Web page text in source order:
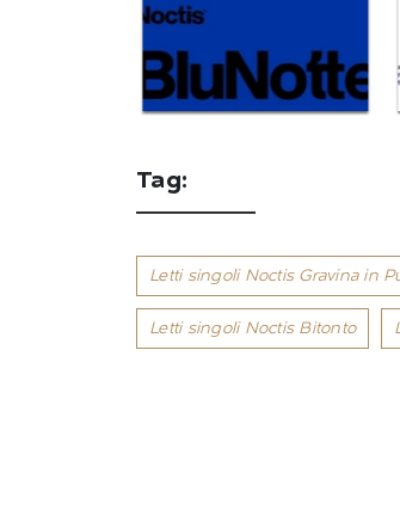
Tag:
Letti singoli Noctis Gravina in
Letti singoli Noctis Bitonto